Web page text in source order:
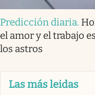
Predicción diaria.
el amor y el trabajo
los astros
Las más leidas